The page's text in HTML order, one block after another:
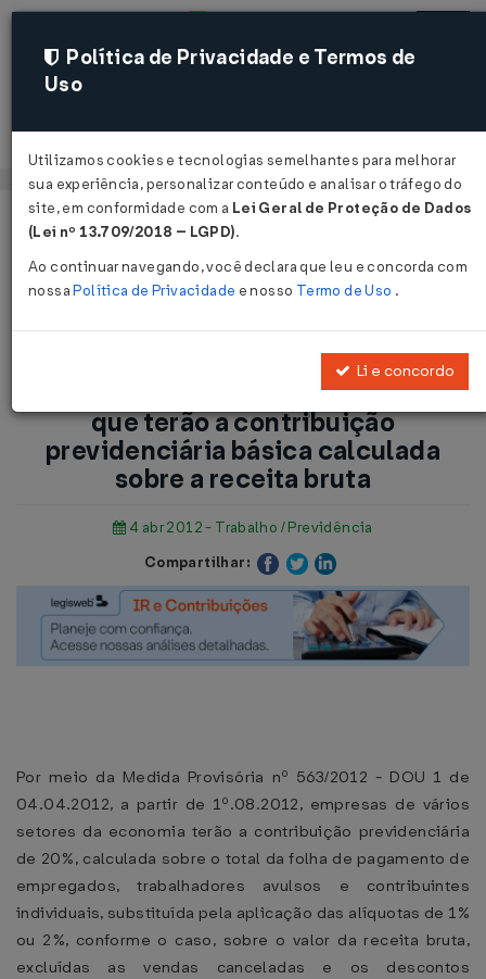
Acessar
Página Inicial
Notícias
previdenciária básica calculada sobre a receita bruta ...
Voltar
Ampliado o número de empresas
que terão a contribuição
previdenciária básica calculada
sobre a receita bruta
4 abr 2012 - Trabalho / Previdência
Compartilhar:
Por meio da Medida Provisória nº 563/2012 - DOU 1 de
04.04.2012, a partir de 1º.08.2012, empresas de vários
setores da economia terão a contribuição previdenciária
de 20%, calculada sobre o total da folha de pagamento de
empregados, trabalhadores avulsos e contribuintes
individuais, substituída pela aplicação das alíquotas de 1%
ou 2%, conforme o caso, sobre o valor da receita bruta,
excluídas as vendas canceladas e os descontos
Política de Privacidade e Termos de
Uso
Utilizamos cookies e tecnologias semelhantes para melhorar
sua experiência, personalizar conteúdo e analisar o tráfego do
site, em conformidade com a Lei Geral de Proteção de Dados
(Lei nº 13.709/2018 – LGPD).
Ao continuar navegando, você declara que leu e concorda com
nossaPolítica de Privacidade e nosso Termo de Uso .
Li e concordo